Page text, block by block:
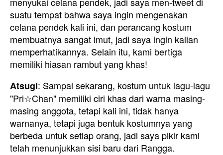
suatu tempat bahwa saya ingin mengenakan
celana pendek kali ini, dan perancang kostum
membuatnya sangat imut, jadi saya ingin kalian
memperhatikannya. Selain itu, kami bertiga
memiliki hiasan rambut yang khas!
Atsugi: Sampai sekarang, kostum untuk lagu-lagu
"Pri☆Chan" memiliki ciri khas dari warna masing-
masing anggota, tetapi kali ini, tidak hanya
warnanya, tetapi juga bentuk kostumnya yang
berbeda untuk setiap orang, jadi saya pikir kami
telah menunjukkan sisi baru dari Rangga.